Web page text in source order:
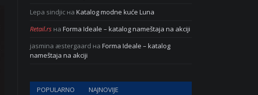
Lepa sindjic на Katalog modne kuće Luna
Retail.rs на Forma Ideale – katalog nameštaja na akciji
jasmina æstergaard на Forma Ideale – katalog
nameštaja na akciji
POPULARNO NAJNOVIJE